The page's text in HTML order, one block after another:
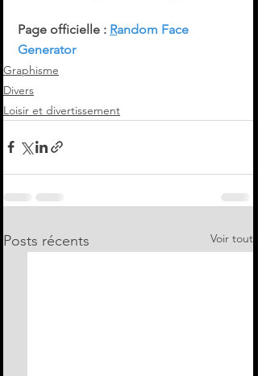
Page officielle : Random Face
Generator
Graphisme
Divers
Loisir et divertissement
Posts récents Voir tout